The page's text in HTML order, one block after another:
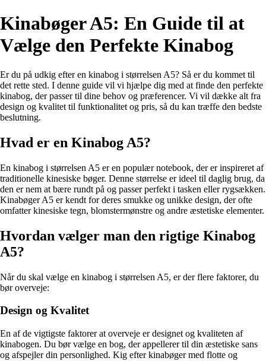
Kinabøger A5: En Guide til at
Vælge den Perfekte Kinabog
Er du på udkig efter en kinabog i størrelsen A5? Så er du kommet til
det rette sted. I denne guide vil vi hjælpe dig med at finde den perfekte
kinabog, der passer til dine behov og præferencer. Vi vil dække alt fra
design og kvalitet til funktionalitet og pris, så du kan træffe den bedste
beslutning.
Hvad er en Kinabog A5?
En kinabog i størrelsen A5 er en populær notebook, der er inspireret af
traditionelle kinesiske bøger. Denne størrelse er ideel til daglig brug, da
den er nem at bære rundt på og passer perfekt i tasken eller rygsækken.
Kinabøger A5 er kendt for deres smukke og unikke design, der ofte
omfatter kinesiske tegn, blomstermønstre og andre æstetiske elementer.
Hvordan vælger man den rigtige Kinabog
A5?
Når du skal vælge en kinabog i størrelsen A5, er der flere faktorer, du
bør overveje:
Design og Kvalitet
En af de vigtigste faktorer at overveje er designet og kvaliteten af
kinabogen. Du bør vælge en bog, der appellerer til din æstetiske sans
og afspejler din personlighed. Kig efter kinabøger med flotte og